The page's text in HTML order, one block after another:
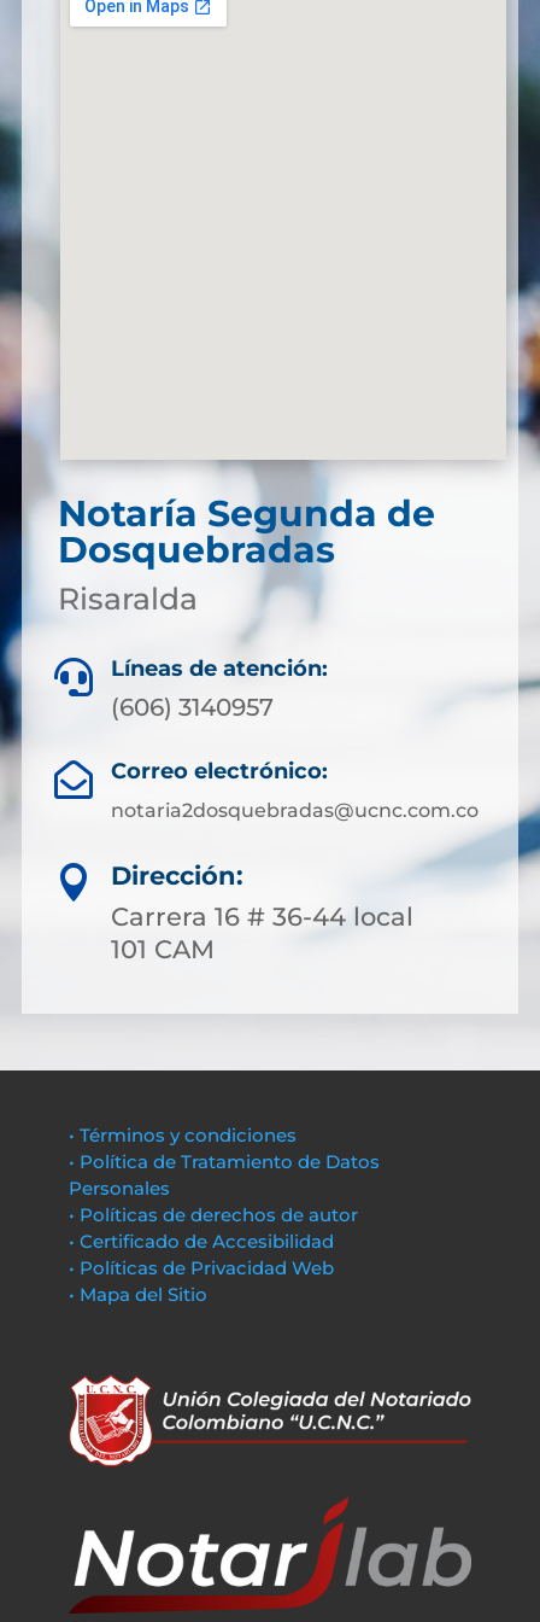
Notaría Segunda de
Dosquebradas
Risaralda
 Líneas de atención:
(606) 3140957
 Correo electrónico:
notaria2dosquebradas@ucnc.com.co

Dirección:
Carrera 16 # 36-44 local
101 CAM
• Términos y condiciones
• Política de Tratamiento de Datos
Personales
• Políticas de derechos de autor
• Certificado de Accesibilidad
• Políticas de Privacidad Web
• Mapa del Sitio